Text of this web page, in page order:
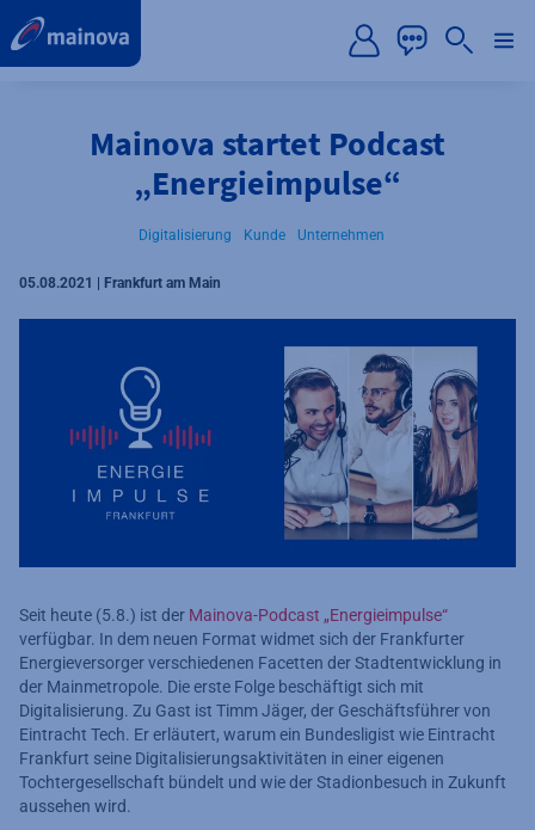
Mainova startet Podcast
„Energieimpulse“
Digitalisierung Kunde Unternehmen
05.08.2021 | Frankfurt am Main
Seit heute (5.8.) ist der Mainova-Podcast „Energieimpulse“
verfügbar. In dem neuen Format widmet sich der Frankfurter
Energieversorger verschiedenen Facetten der Stadtentwicklung in
der Mainmetropole. Die erste Folge beschäftigt sich mit
Digitalisierung. Zu Gast ist Timm Jäger, der Geschäftsführer von
Eintracht Tech. Er erläutert, warum ein Bundesligist wie Eintracht
Frankfurt seine Digitalisierungsaktivitäten in einer eigenen
Tochtergesellschaft bündelt und wie der Stadionbesuch in Zukunft
aussehen wird.